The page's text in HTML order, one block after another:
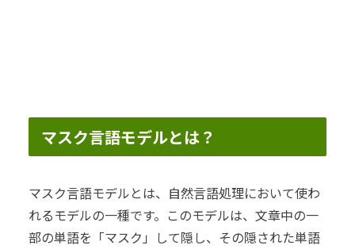
マスク言語モデルとは？
マスク言語モデルとは、自然言語処理において使わ
れるモデルの一種です。このモデルは、文章中の一
部の単語を「マスク」して隠し、その隠された単語